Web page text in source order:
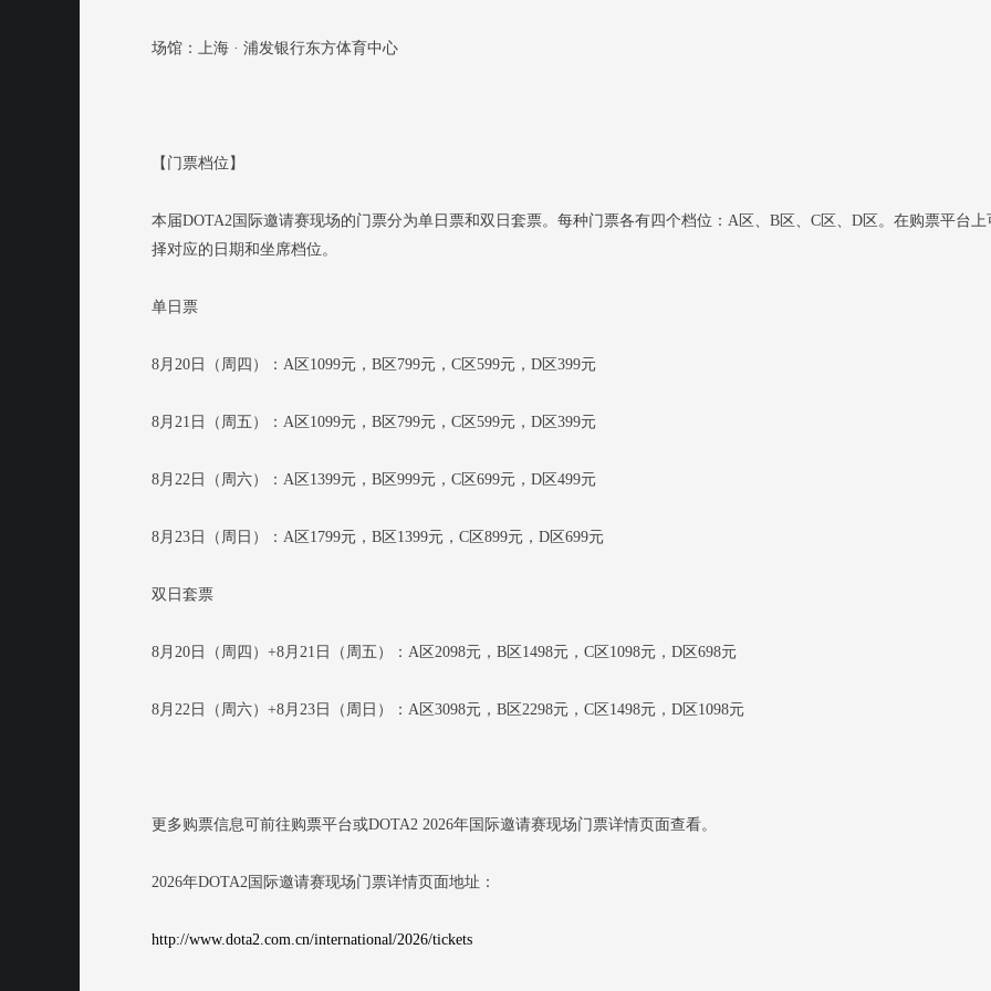
场馆：上海 · 浦发银行东方体育中心
【门票档位】
本届DOTA2国际邀请赛现场的门票分为单日票和双日套票。每种门票各有四个档位：A区、B区、C区、D区。在购票平台上
择对应的日期和坐席档位。
单日票
8月20日（周四）：A区1099元，B区799元，C区599元，D区399元
8月21日（周五）：A区1099元，B区799元，C区599元，D区399元
8月22日（周六）：A区1399元，B区999元，C区699元，D区499元
8月23日（周日）：A区1799元，B区1399元，C区899元，D区699元
双日套票
8月20日（周四）+8月21日（周五）：A区2098元，B区1498元，C区1098元，D区698元
8月22日（周六）+8月23日（周日）：A区3098元，B区2298元，C区1498元，D区1098元
更多购票信息可前往购票平台或DOTA2 2026年国际邀请赛现场门票详情页面查看。
2026年DOTA2国际邀请赛现场门票详情页面地址：
http://www.dota2.com.cn/international/2026/tickets